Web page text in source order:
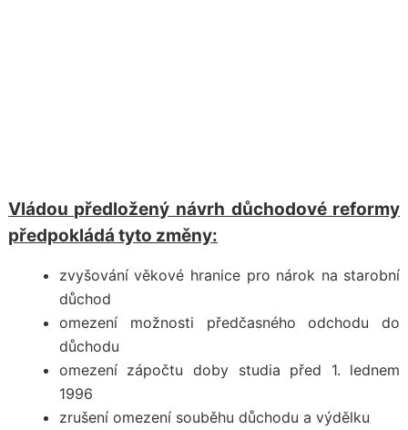
Vládou předložený návrh důchodové reformy
předpokládá tyto změny:
zvyšování věkové hranice pro nárok na starobní
důchod
omezení možnosti předčasného odchodu do
důchodu
omezení zápočtu doby studia před 1. lednem
1996
zrušení omezení souběhu důchodu a výdělku